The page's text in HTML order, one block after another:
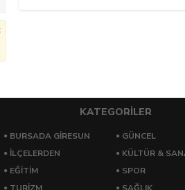
KATEGORİLER
BURSADA GİRESUN
GÜNCEL
İLÇELERDEN
KÜLTÜR &
EĞİTİM
SPOR